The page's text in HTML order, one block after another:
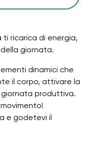
ricarica di energia,
giornata.
dinamici che
il corpo, attivare la
giornata produttiva.
e godetevi il